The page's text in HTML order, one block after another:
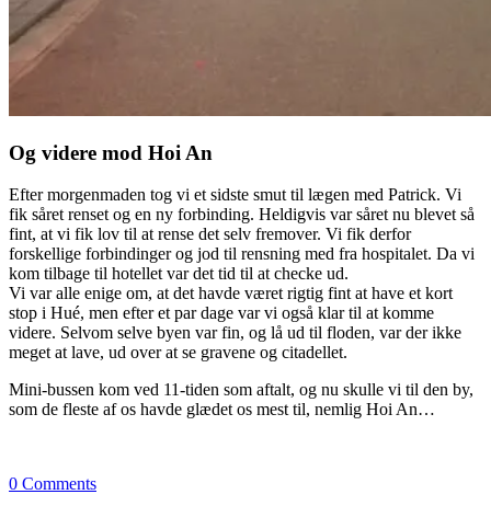
Og videre mod Hoi An
Efter morgenmaden tog vi et sidste smut til lægen med Patrick. Vi
fik såret renset og en ny forbinding. Heldigvis var såret nu blevet så
fint, at vi fik lov til at rense det selv fremover. Vi fik derfor
forskellige forbindinger og jod til rensning med fra hospitalet. Da vi
kom tilbage til hotellet var det tid til at checke ud.
Vi var alle enige om, at det havde været rigtig fint at have et kort
stop i Hué, men efter et par dage var vi også klar til at komme
videre. Selvom selve byen var fin, og lå ud til floden, var der ikke
meget at lave, ud over at se gravene og citadellet.
Mini-bussen kom ved 11-tiden som aftalt, og nu skulle vi til den by,
som de fleste af os havde glædet os mest til, nemlig Hoi An…
0 Comments